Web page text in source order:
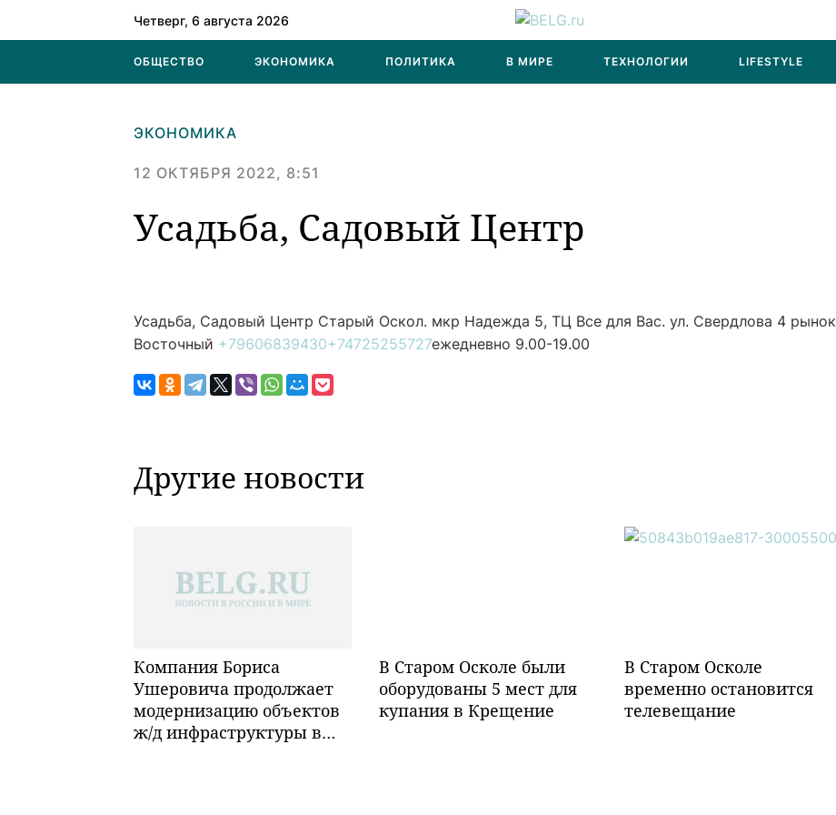
Четверг, 6 августа 2026
ОБЩЕСТВО ЭКОНОМИКА ПОЛИТИКА В МИРЕ ТЕХНОЛОГИИ LIFESTYLE
ЭКОНОМИКА
12 ОКТЯБРЯ 2022, 8:51
Усадьба, Садовый Центр
Усадьба, Садовый Центр Старый Оскол. мкр Надежда 5, ТЦ Все для Вас. ул. Свердлова 4 рынок
Восточный +79606839430+74725255727ежедневно 9.00-19.00
Другие новости
Компания Бориса
Ушеровича продолжает
модернизацию объектов
ж/д инфраструктуры в
В Старом Осколе были
оборудованы 5 мест для
купания в Крещение
В Старом Осколе
временно остановится
телевещание